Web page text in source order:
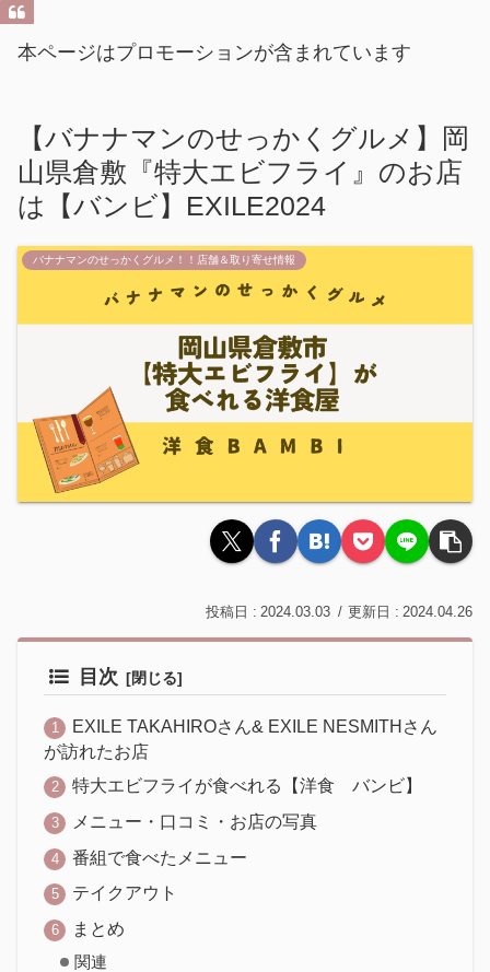
本ページはプロモーションが含まれています
【バナナマンのせっかくグルメ】岡
山県倉敷『特大エビフライ』のお店
は【バンビ】EXILE2024
バナナマンのせっかくグルメ！！店舗＆取り寄せ情報
2024.03.03 2024.04.26
目次
EXILE TAKAHIROさん& EXILE NESMITHさん
が訪れたお店
特大エビフライが食べれる【洋食 バンビ】
メニュー・口コミ・お店の写真
番組で食べたメニュー
テイクアウト
まとめ
関連